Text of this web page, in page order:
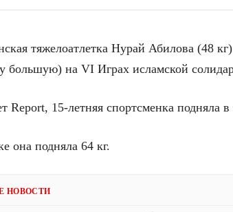
тяжелоатлетка Нурай Абилова (48
большую) на VI Играх исламской
Report, 15-летняя спортсменка подняла в
она подняла 64 кг.
НОВОСТИ